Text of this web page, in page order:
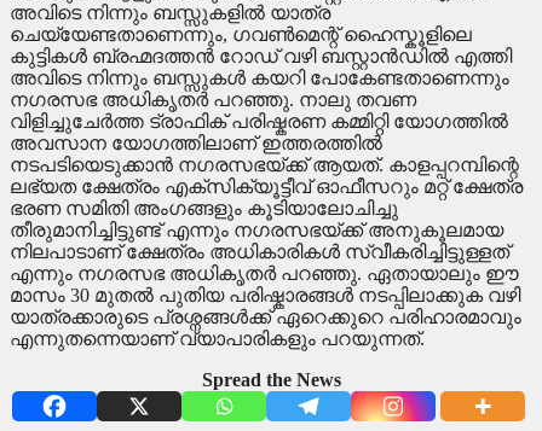
അവിടെ നിന്നും ബസ്സുകളിൽ യാത്ര
ചെയ്യേണ്ടതാണെന്നും, ഗവൺമെന്റ് ഹൈസ്കൂളിലെ
കുട്ടികൾ ബ്രഹ്മദത്തൻ റോഡ് വഴി ബസ്റ്റാൻഡിൽ എത്തി
അവിടെ നിന്നും ബസ്സുകൾ കയറി പോകേണ്ടതാണെന്നും
നഗരസഭ അധികൃതർ പറഞ്ഞു. നാലു തവണ
വിളിച്ചുചേർത്ത ട്രാഫിക് പരിഷ്കരണ കമ്മിറ്റി യോഗത്തിൽ
അവസാന യോഗത്തിലാണ് ഇത്തരത്തിൽ
നടപടിയെടുക്കാൻ നഗരസഭയ്ക്ക് ആയത്. കാളപ്പറമ്പിന്റെ
ലഭ്യത ക്ഷേത്രം എക്സിക്യൂട്ടീവ് ഓഫീസറും മറ്റ് ക്ഷേത്ര
ഭരണ സമിതി അംഗങ്ങളും കൂടിയാലോചിച്ചു
തീരുമാനിച്ചിട്ടുണ്ട് എന്നും നഗരസഭയ്ക്ക് അനുകൂലമായ
നിലപാടാണ് ക്ഷേത്രം അധികാരികൾ സ്വീകരിച്ചിട്ടുള്ളത്
എന്നും നഗരസഭ അധികൃതർ പറഞ്ഞു. ഏതായാലും ഈ
മാസം 30 മുതൽ പുതിയ പരിഷ്കാരങ്ങൾ നടപ്പിലാക്കുക വഴി
യാത്രക്കാരുടെ പ്രശ്നങ്ങൾക്ക് ഏറെക്കുറെ പരിഹാരമാവും
എന്നുതന്നെയാണ് വ്യാപാരികളും പറയുന്നത്.
Spread the News